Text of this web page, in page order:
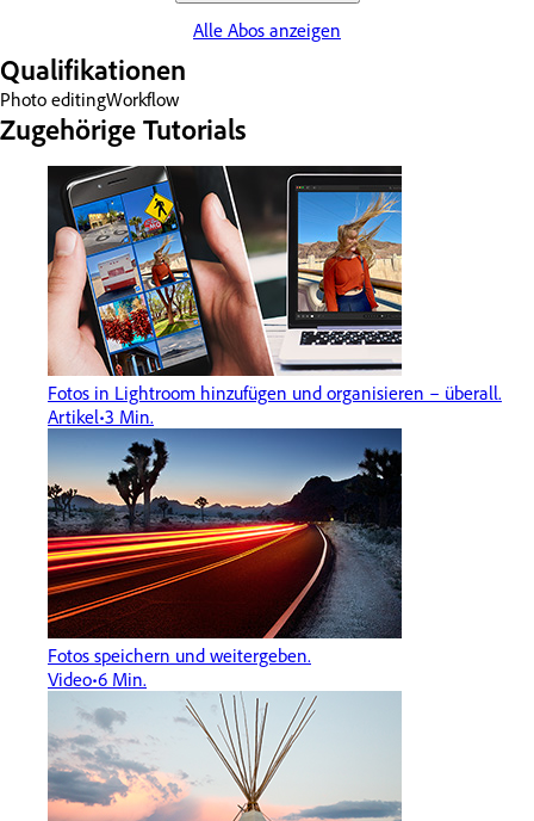
Alle Abos anzeigen
Qualifikationen
Photo editingWorkflow
Zugehörige Tutorials
Fotos in Lightroom hinzufügen und organisieren – überall.
Artikel 3 Min.
Fotos speichern und weitergeben.
Video 6 Min.